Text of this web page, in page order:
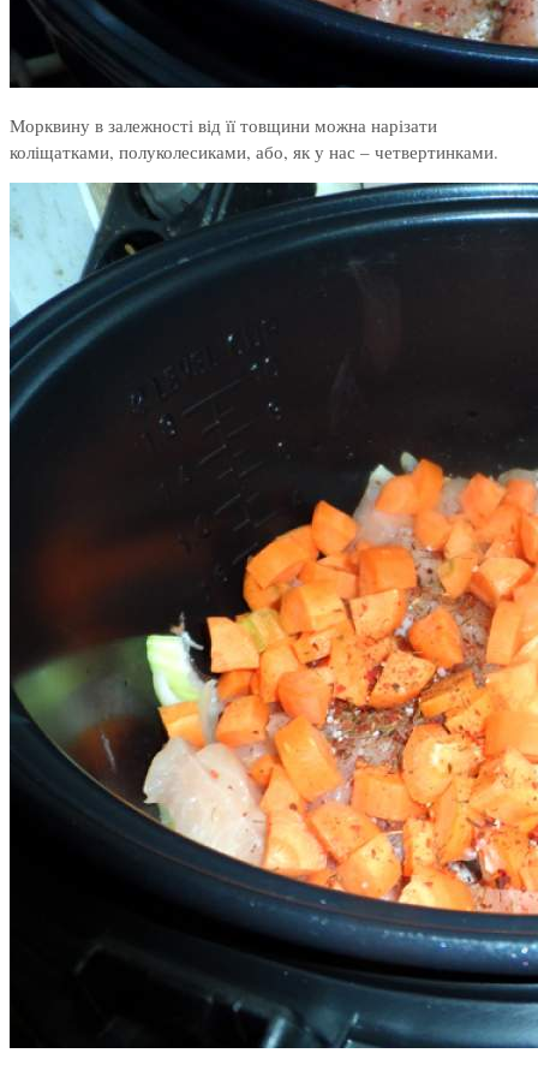
Морквину в залежності від її товщини можна нарізати
коліщатками, полуколесиками, або, як у нас – четвертинками.